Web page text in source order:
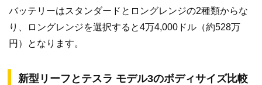
バッテリーはスタンダードとロングレンジの2種類からな
り、ロングレンジを選択すると4万4,000ドル（約528万
円）となります。
新型リーフとテスラ モデル3のボディサイズ比較